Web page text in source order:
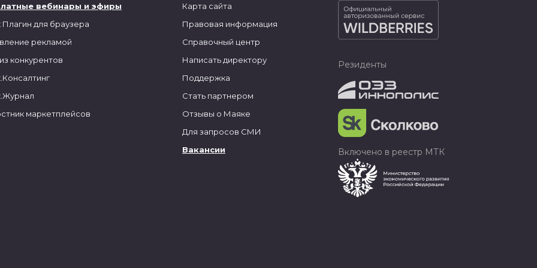
вебинары и эфиры
для браузера
рекламой
конкурентов
маркетплейсов
Карта сайта
Правовая информация
Справочный центр
Написать директору
Поддержка
Стать партнером
Отзывы о Маяке
Для запросов СМИ
Вакансии
Резиденты
Включено в реестр МТК